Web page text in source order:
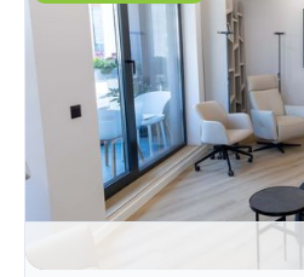
Лаборатории
Медицински услуги
Рехабилитация
Стоматологични услуги
По домовете